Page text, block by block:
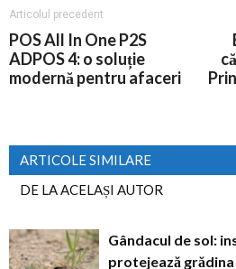
Articolul precedent
POS All In One P2S
ADPOS 4: o soluție
modernă pentru afaceri
ARTICOLE SIMILARE
DE LA ACELAȘI AUTOR
Gândacul de sol:
protejează